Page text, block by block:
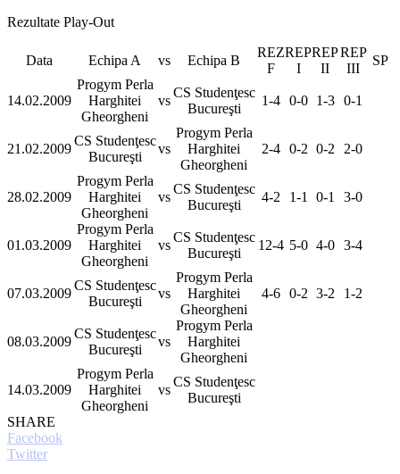
Rezultate Play-Out
Data Echipa A vs Echipa B
REZ
F
REP
I
REP
II
REP
III
SP
14.02.2009
Progym Perla
Harghitei
Gheorgheni
vs
CS Studenţesc
Bucureşti
1-4 0-0 1-3 0-1
21.02.2009
CS Studenţesc
Bucureşti
vs
Progym Perla
Harghitei
Gheorgheni
2-4 0-2 0-2 2-0
28.02.2009
Progym Perla
Harghitei
Gheorgheni
vs
CS Studenţesc
Bucureşti
4-2 1-1 0-1 3-0
01.03.2009
Progym Perla
Harghitei
Gheorgheni
vs
CS Studenţesc
Bucureşti
12-4 5-0 4-0 3-4
07.03.2009
CS Studenţesc
Bucureşti
vs
Progym Perla
Harghitei
Gheorgheni
4-6 0-2 3-2 1-2
08.03.2009
CS Studenţesc
Bucureşti
vs
Progym Perla
Harghitei
Gheorgheni
14.03.2009
Progym Perla
Harghitei
Gheorgheni
vs
CS Studenţesc
Bucureşti
SHARE
Facebook
Twitter